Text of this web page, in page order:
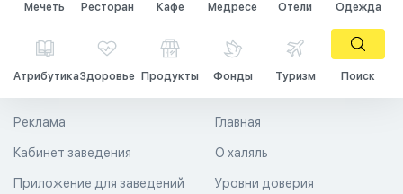
Мечеть Ресторан Кафе Медресе Отели Одежда
АтрибутикаЗдоровье Продукты Фонды Туризм Поиск
Главная
О халяль
Уровни доверия
Реклама
Кабинет заведения
Приложение для заведений